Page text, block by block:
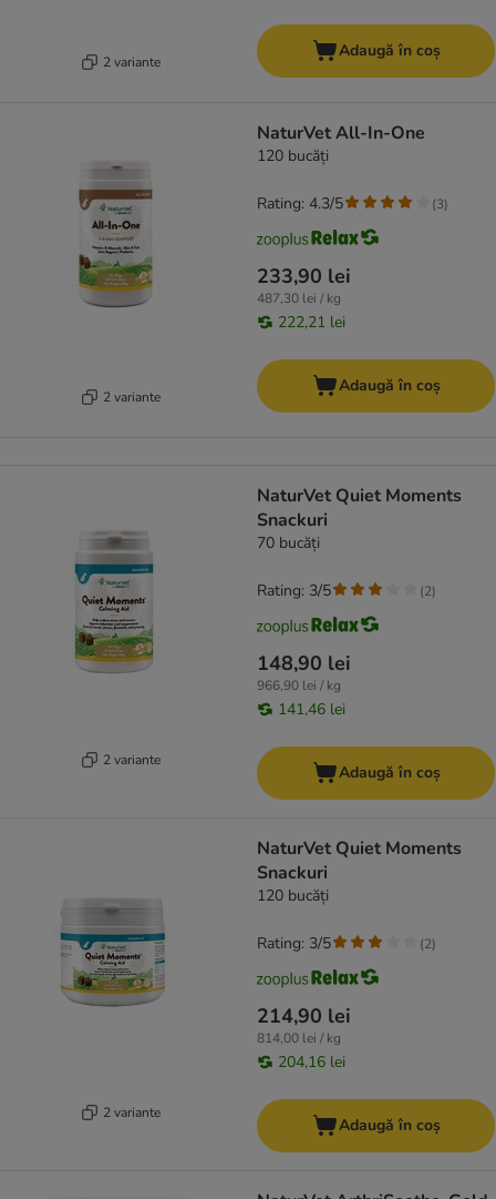
2 variante
Adaugă în coș
2 variante
NaturVet All-In-One
120 bucăți
233,90 lei
487,30 lei / kg
222,21 lei
Rating: 4.3/5 (3)
Adaugă în coș
2 variante
NaturVet Quiet Moments
Snackuri
70 bucăți
148,90 lei
966,90 lei / kg
141,46 lei
Rating: 3/5 (2)
Adaugă în coș
2 variante
NaturVet Quiet Moments
Snackuri
120 bucăți
214,90 lei
814,00 lei / kg
204,16 lei
Rating: 3/5 (2)
Adaugă în coș